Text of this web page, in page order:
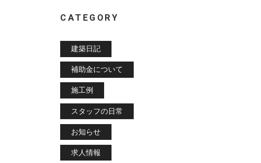
CATEGORY
建築日記
補助金について
施工例
スタッフの日常
お知らせ
求人情報